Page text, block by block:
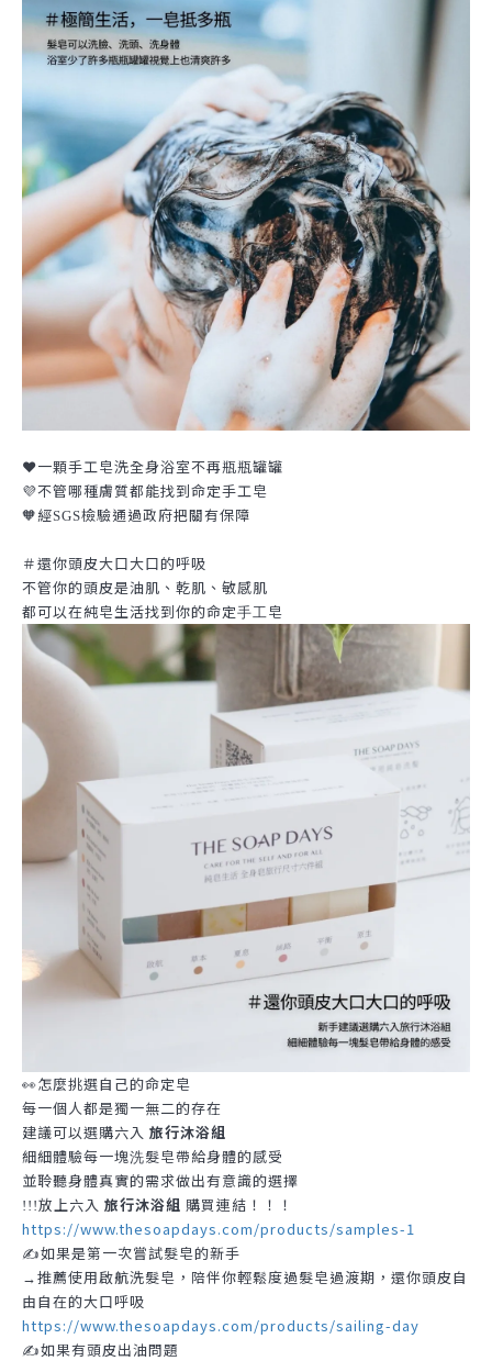
❤️一顆手工皂洗全身浴室不再瓶瓶罐罐
💜不管哪種膚質都能找到命定手工皂
🧡經SGS檢驗通過政府把關有保障
＃還你頭皮大口大口的呼吸
不管你的頭皮是油肌、乾肌、敏感肌
都可以在純皂生活找到你的命定手工皂
👀怎麼挑選自己的命定皂
每一個人都是獨一無二的存在
建議可以選購六入 旅行沐浴組
細細體驗每一塊洗髮皂帶給身體的感受
並聆聽身體真實的需求做出有意識的選擇
!!!放上六入 旅行沐浴組 購買連結！！！
https://www.thesoapdays.com/products/samples-1
✍️如果是第一次嘗試髮皂的新手
→ 推薦使用啟航洗髮皂，陪伴你輕鬆度過髮皂過渡期，還你頭皮自
由自在的大口呼吸
https://www.thesoapdays.com/products/sailing-day
✍️如果有頭皮出油問題